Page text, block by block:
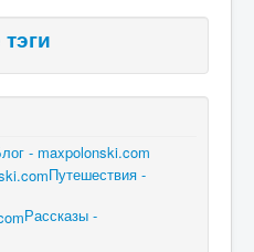
- maxpolonski.com
Путешествия -
Рассказы -